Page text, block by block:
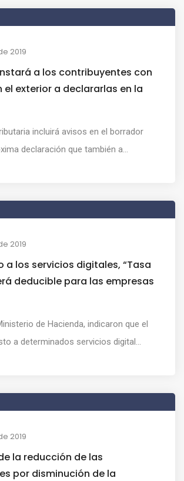
2019
a los contribuyentes con
el exterior a declararlas en la
incluirá avisos en el borrador
declaración que también a...
2019
a los servicios digitales, “Tasa
deducible para las empresas
de Hacienda, indicaron que el
a determinados servicios digital...
2019
la reducción de las
por disminución de la